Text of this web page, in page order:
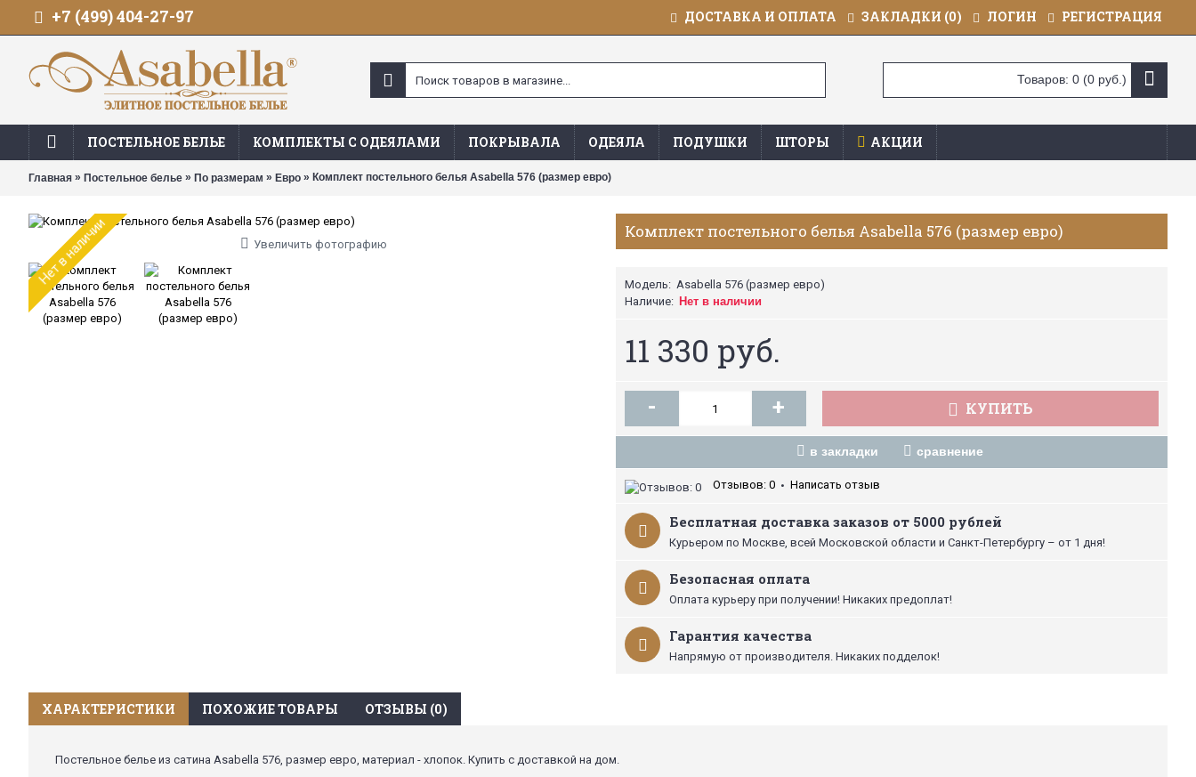
+7 (499) 404-27-97 ДОСТАВКА И ОПЛАТА ЗАКЛАДКИ (0) ЛОГИН РЕГИСТРАЦИЯ
Товаров: 0 (0 руб.)
ПОСТЕЛЬНОЕ БЕЛЬЕ КОМПЛЕКТЫ С ОДЕЯЛАМИ ПОКРЫВАЛА ОДЕЯЛА ПОДУШКИ ШТОРЫ АКЦИИ
Главная » Постельное белье » По размерам » Евро » Комплект постельного белья Asabella 576 (размер евро)
Нет в наличии Увеличить фотографию
Комплект постельного белья Asabella 576 (размер евро)
Модель: Asabella 576 (размер евро)
Наличие: Нет в наличии
11 330 руб.
- + КУПИТЬ
в закладки сравнение
Отзывов: 0 • Написать отзыв
Бесплатная доставка заказов от 5000 рублей
Курьером по Москве, всей Московской области и Санкт-Петербургу – от 1 дня!
Безопасная оплата
Оплата курьеру при получении! Никаких предоплат!
Гарантия качества
Напрямую от производителя. Никаких подделок!
ХАРАКТЕРИСТИКИ ПОХОЖИЕ ТОВАРЫ ОТЗЫВЫ (0)
Постельное белье из сатина Asabella 576, размер евро, материал - хлопок. Купить с доставкой на дом.